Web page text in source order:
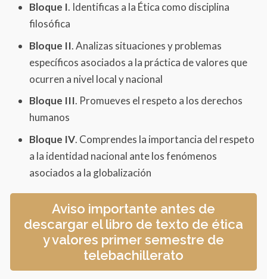
Bloque I. Identificas a la Ética como disciplina
filosófica
Bloque II. Analizas situaciones y problemas
específicos asociados a la práctica de valores que
ocurren a nivel local y nacional
Bloque III. Promueves el respeto a los derechos
humanos
Bloque IV. Comprendes la importancia del respeto
a la identidad nacional ante los fenómenos
asociados a la globalización
Aviso importante antes de
descargar el libro de texto de ética
y valores primer semestre de
telebachillerato